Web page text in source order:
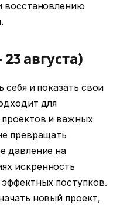
восстановлению
августа)
себя и показать свои
для
проектов и важных
превращать
давление на
искренность
поступков.
новый проект,